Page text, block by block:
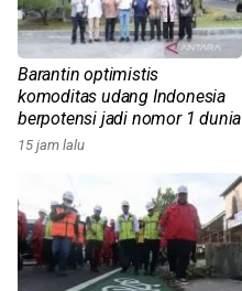
Barantin optimistis
komoditas udang Indonesia
berpotensi jadi nomor 1 dunia
15 jam lalu